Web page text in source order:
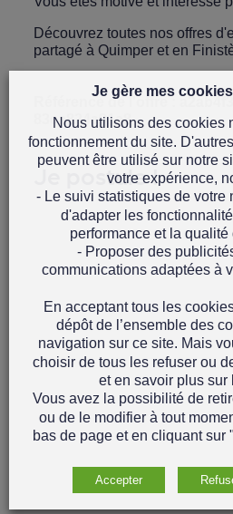
Découvrez toutes nos offres
partagé à Quimper et en
Référence de l'offre :
83ca824a91e8
Je postule !
Je gère mes
Nous utilisons des cookies
fonctionnement du site.
peuvent être utilisé sur notre
votre expérience,
- Le suivi statistiques de votre
d'adapter les
performance et la qualité
- Proposer des
communications adaptées à
En acceptant tous les
dépôt de l’ensemble des
navigation sur ce site. Mais
choisir de tous les refuser ou
et en savoir plus sur
Vous avez la possibilité de
ou de le modifier à tout
bas de page et en cliquant sur
Accepter